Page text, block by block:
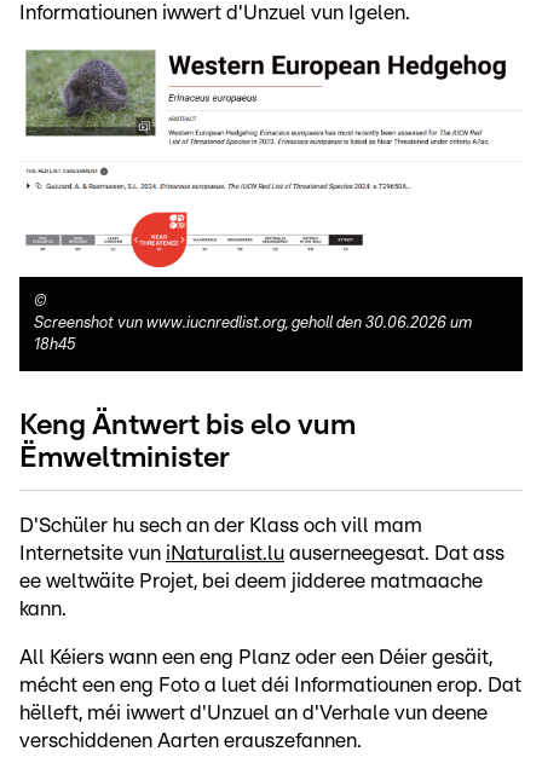
Informatiounen iwwert d'Unzuel vun Igelen.
©
Screenshot vun www.iucnredlist.org, geholl den 30.06.2026 um
18h45
Keng Äntwert bis elo vum
Ëmweltminister
D'Schüler hu sech an der Klass och vill mam
Internetsite vun iNaturalist.lu auserneegesat. Dat ass
ee weltwäite Projet, bei deem jidderee matmaache
kann.
All Kéiers wann een eng Planz oder een Déier gesäit,
mécht een eng Foto a luet déi Informatiounen erop. Dat
hëlleft, méi iwwert d'Unzuel an d'Verhale vun deene
verschiddenen Aarten erauszefannen.